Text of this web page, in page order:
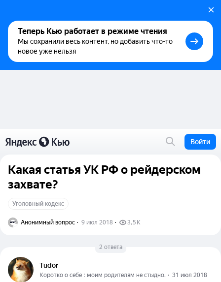
Теперь Кью работает в режиме чтения
Мы сохранили весь контент, но добавить что-то
новое уже нельзя
Войти
Какая статья УК РФ о рейдерском
захвате?
Уголовный кодекс
Анонимный вопрос · 9 июл 2018 · 3,5 K
Tudor
Коротко о себе : моим родителям не стыдно. · 31 июл 2018
2 ответа